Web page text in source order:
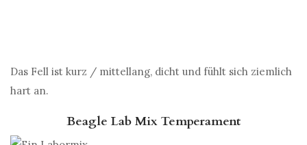
Das Fell ist kurz / mittellang, dicht und fühlt sich ziemlich
hart an.
Beagle Lab Mix Temperament